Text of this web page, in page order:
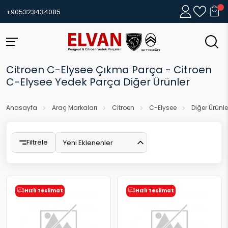
+905323434085
Citroen C-Elysee Çıkma Parça - Citroen
C-Elysee Yedek Parça Diğer Ürünler
Anasayfa Araç Markaları Citroen C-Elysee Diğer
Filtrele Yeni Eklenenler
Hızlı Teslimat Hızlı Teslimat